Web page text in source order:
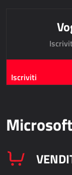
Microsoft Dynamics 365
Microsoft Dynamics 365
Iscriviti